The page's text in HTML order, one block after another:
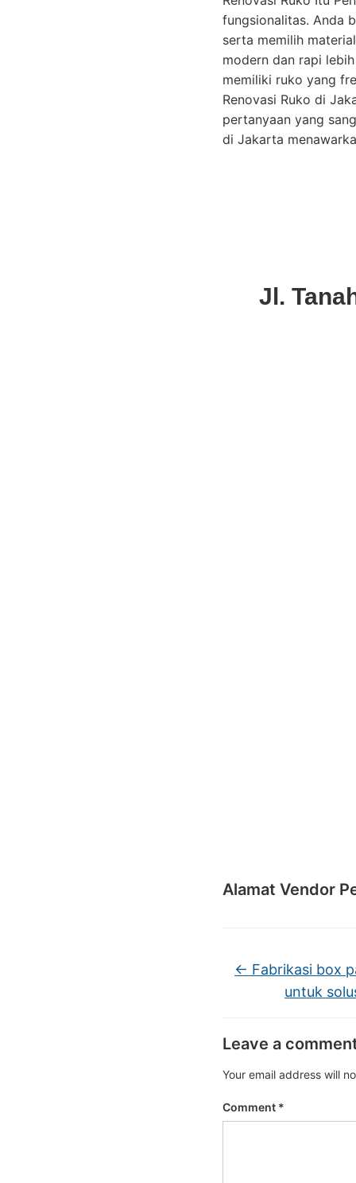
fungsionalitas. Anda
serta memilih
modern dan rapi
memiliki ruko yang
Renovasi Ruko di
pertanyaan yang
di Jakarta
Jl.
Alamat Vendor
← Fabrikasi box
untuk
Leave a
Your email address will
Comment *